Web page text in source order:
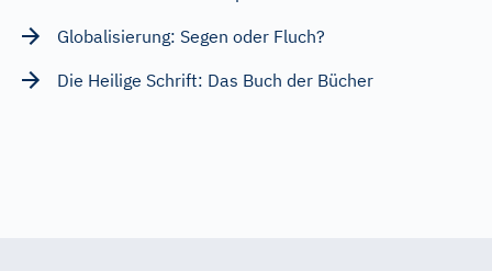
Globalisierung: Segen oder Fluch?
Die Heilige Schrift: Das Buch der Bücher